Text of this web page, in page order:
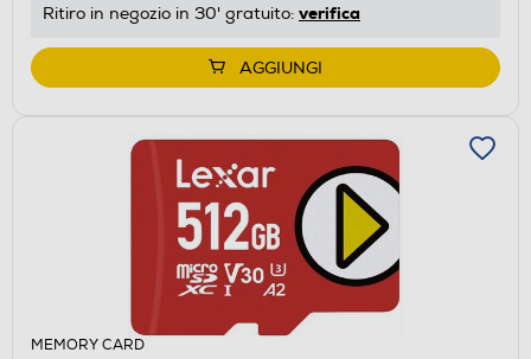
Ritiro in negozio in 30' gratuito: verifica
AGGIUNGI
MEMORY CARD